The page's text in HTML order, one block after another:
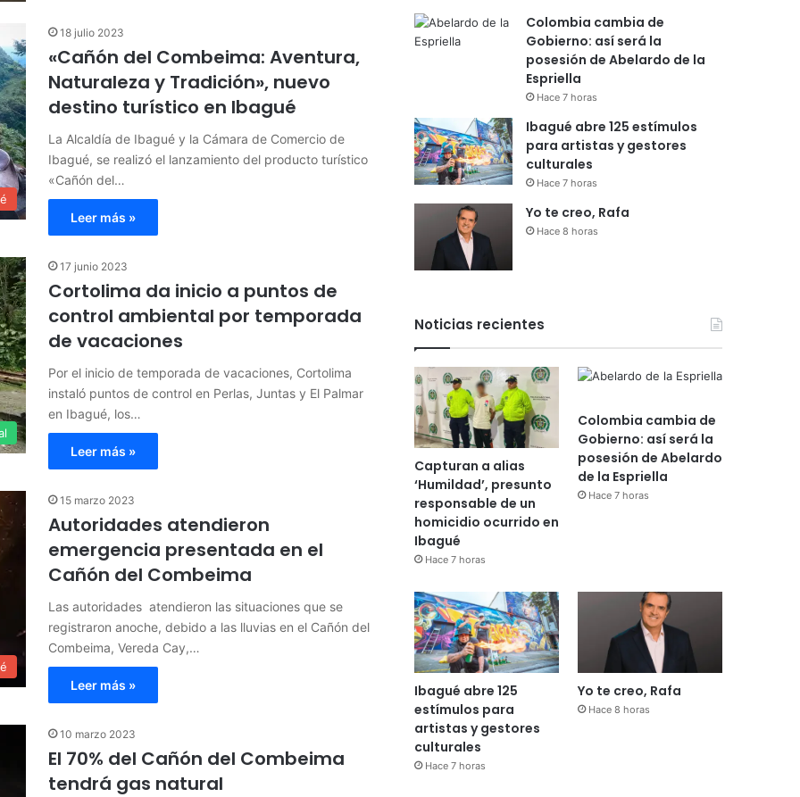
18 julio 2023
«Cañón del Combeima: Aventura,
Naturaleza y Tradición», nuevo
destino turístico en Ibagué
La Alcaldía de Ibagué y la Cámara de Comercio de
Ibagué, se realizó el lanzamiento del producto turístico
«Cañón del…
Leer más »
17 junio 2023
Cortolima da inicio a puntos de
control ambiental por temporada
de vacaciones
Por el inicio de temporada de vacaciones, Cortolima
instaló puntos de control en Perlas, Juntas y El Palmar
en Ibagué, los…
Leer más »
15 marzo 2023
Autoridades atendieron
emergencia presentada en el
Cañón del Combeima
Las autoridades atendieron las situaciones que se
registraron anoche, debido a las lluvias en el Cañón del
Combeima, Vereda Cay,…
Leer más »
10 marzo 2023
El 70% del Cañón del Combeima
tendrá gas natural
Colombia cambia de
Gobierno: así será la
posesión de Abelardo de la
Espriella
Hace 7 horas
Ibagué abre 125 estímulos
para artistas y gestores
culturales
Hace 7 horas
Yo te creo, Rafa
Hace 8 horas
Noticias recientes
Capturan a alias
‘Humildad’, presunto
responsable de un
homicidio ocurrido en
Ibagué
Hace 7 horas
Colombia cambia de
Gobierno: así será la
posesión de Abelardo
de la Espriella
Hace 7 horas
Ibagué abre 125
estímulos para
artistas y gestores
culturales
Hace 7 horas
Yo te creo, Rafa
Hace 8 horas